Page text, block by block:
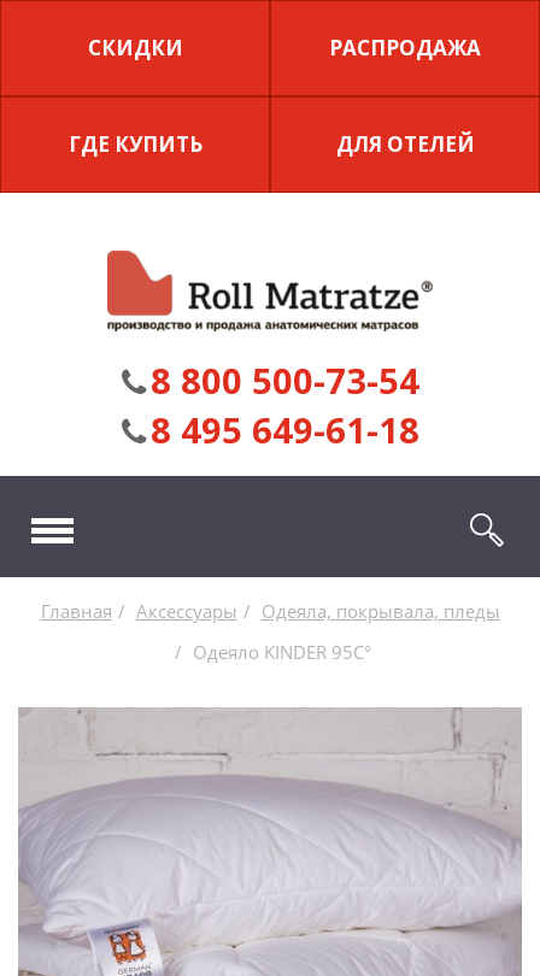
СКИДКИ РАСПРОДАЖА
ГДЕ КУПИТЬ ДЛЯ ОТЕЛЕЙ
8 800 500-73-54
8 495 649-61-18
Главная Аксессуары
Одеяла, покрывала, пледы
Одеяло KINDER 95C°